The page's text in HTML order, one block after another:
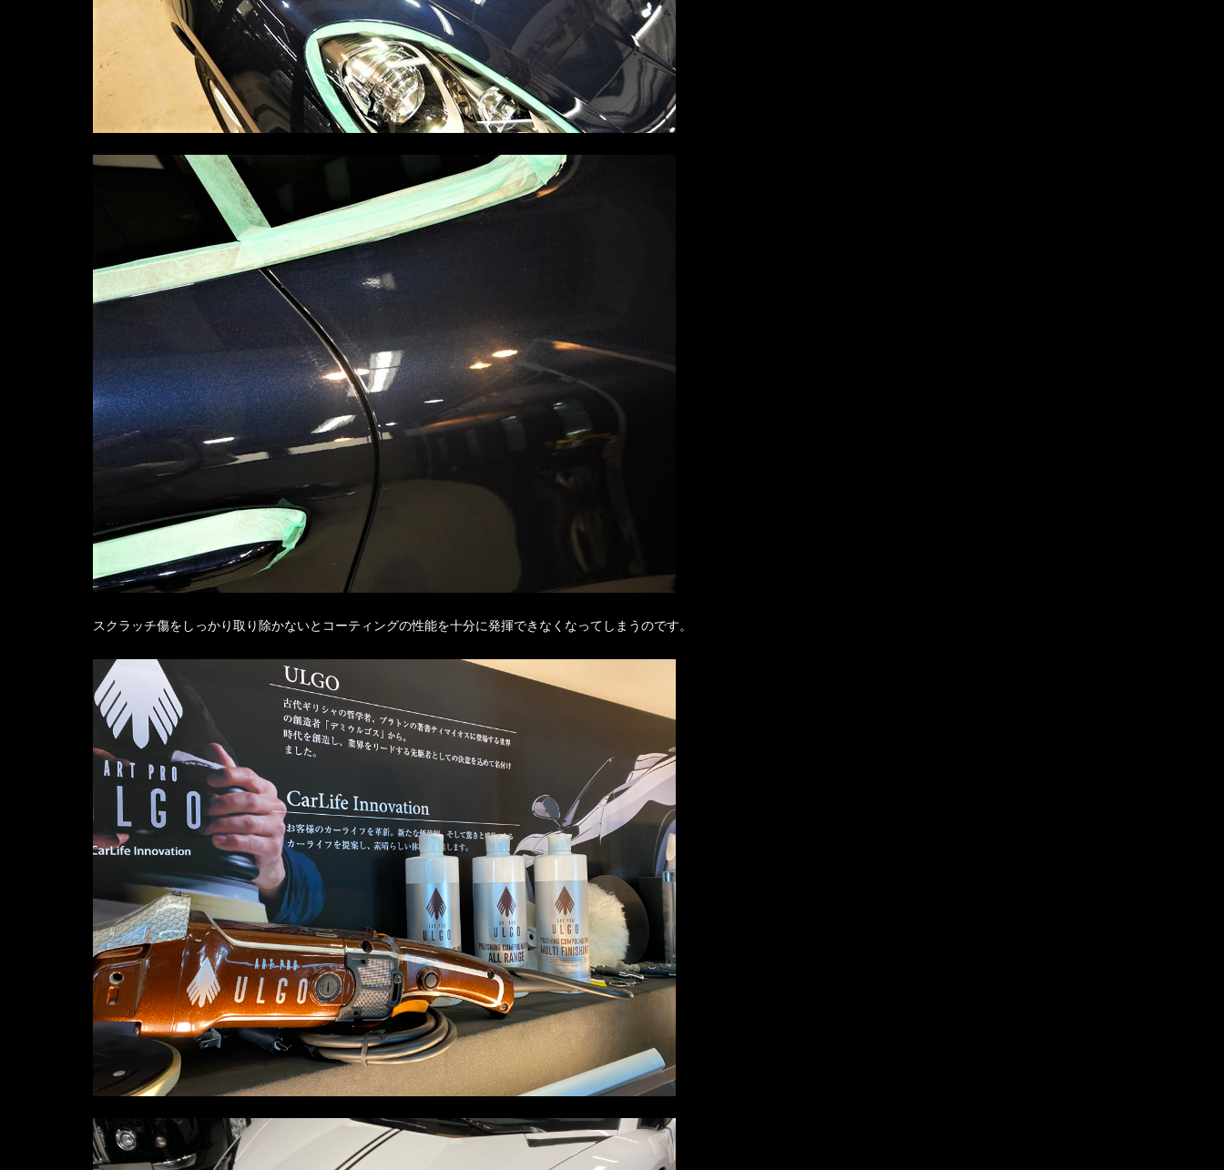
スクラッチ傷をしっかり取り除かないとコーティングの性能を十分に発揮できなくなってしまうのです。